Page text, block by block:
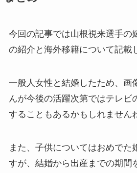
今回の記事では山根視来選手の
の紹介と海外移籍について記載
一般人女性と結婚したため、画
んが今後の活躍次第ではテレビ
することもあるかもしれません
また、子供についてはおめでた
すが、結婚から出産までの期間